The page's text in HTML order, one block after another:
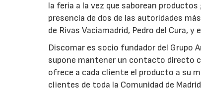
la feria a la vez que saborean
presencia de dos de las autoridades
de Rivas Vaciamadrid, Pedro del Cura,
Discomar es socio fundador del Grupo
supone mantener un contacto directo
ofrece a cada cliente el producto a su
clientes de toda la Comunidad de